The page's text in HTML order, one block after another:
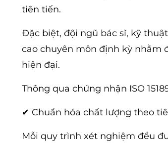
tiên tiến.
Đặc biệt, đội ngũ bác sĩ, kỹ
cao chuyên môn định kỳ nhằm
hiện đại.
Thông qua chứng nhận ISO
✔ Chuẩn hóa chất lượng theo
Mỗi quy trình xét nghiệm đều